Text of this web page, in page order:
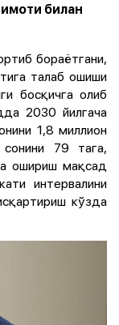
билан
бораётгани,
талаб ошиши
босқичга олиб
2030 йилгача
1,8 миллион
79 тага,
ошириш мақсад
интервалини
кўзда